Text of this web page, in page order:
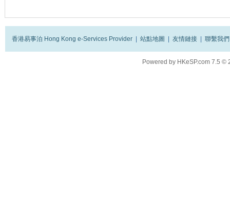
香港易事泊 Hong Kong e-Services Provider 站點地圖 友情鏈接 聯繫我們
Powered by HKeSP.com 7.5 ©